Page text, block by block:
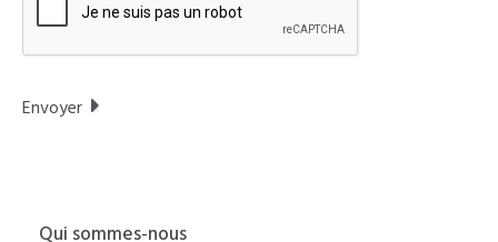
Qui sommes-nous